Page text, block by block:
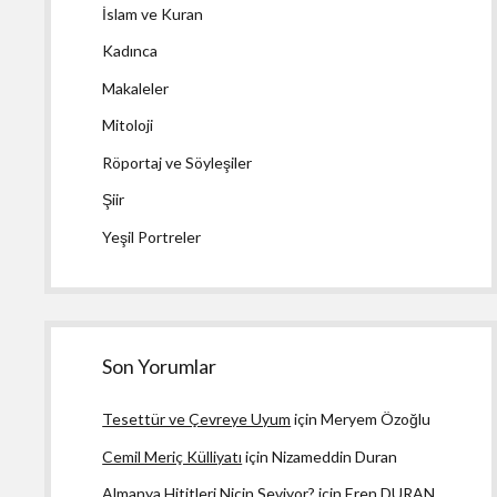
İslam ve Kuran
Kadınca
Makaleler
Mitoloji
Röportaj ve Söyleşiler
Şiir
Yeşil Portreler
Son Yorumlar
Tesettür ve Çevreye Uyum içinMeryem Özoğlu
Cemil Meriç Külliyatı içinNizameddin Duran
Almanya Hititleri Niçin Seviyor? içinEren DURAN